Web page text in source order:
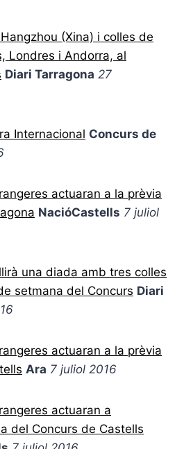
(Xina) i colles de
Londres i Andorra, al
Diari Tarragona 27
Internacional Concurs de
actuaran a la prèvia
NacióCastells 7 juliol
una diada amb tres colles
setmana del Concurs Diari
actuaran a la prèvia
Ara 7 juliol 2016
actuaran a
del Concurs de Castells